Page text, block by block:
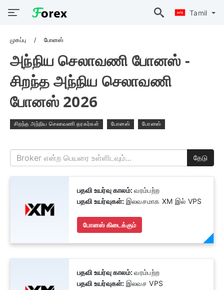
Tamil
முகப்பு போனஸ்
அந்நிய செலாவணி போனஸ் -
சிறந்த அந்நிய செலாவணி
போனஸ் 2026
சிறந்த அந்நிய செலாவணி தரகர்கள் போனஸ் போனஸ்
தேடு
பதவி உயர்வு காலம்:வரம்பற்ற
பதவி உயர்வுகள்: இலவசமாக XM இல் VPS
போனஸ் கிடைக்கும்
பதவி உயர்வு காலம்:வரம்பற்ற
பதவி உயர்வுகள்: இலவச VPS